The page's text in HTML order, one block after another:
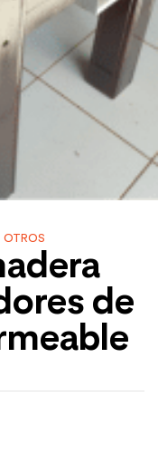
OTROS
de